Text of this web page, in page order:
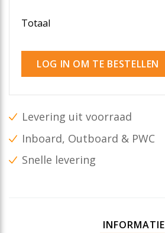
Totaal
LOG IN OM TE BESTELLEN
Levering uit voorraad
Inboard, Outboard & PWC
Snelle levering
INFORMATIE